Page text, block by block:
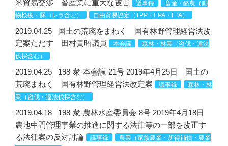
米貿易交渉 畜産業に重大な被害 議事録
畜産・酪農（動
物検疫・豚コレラ含む）
自由貿易協定（TPP・EPA・FTA）
2019.04.25
国土の荒廃をまねく 国有林野管理経営法改
定案ただす 田村貴昭議員
本会議
森林・林業（盗伐・違法
伐採含む）
2019.04.25
198-衆-本会議-21号 2019年4月25日 国土の
荒廃まねく 国有林野管理経営法改定案
議事録
森林・林
業（盗伐・違法伐採含む）
2019.04.18
198-衆-農林水産委員会-8号 2019年4月18日
農地中間管理事業の推進に関する法律等の一部を改正す
る法律案の反対討論
議事録
農業（家族農業・所得補償・農業